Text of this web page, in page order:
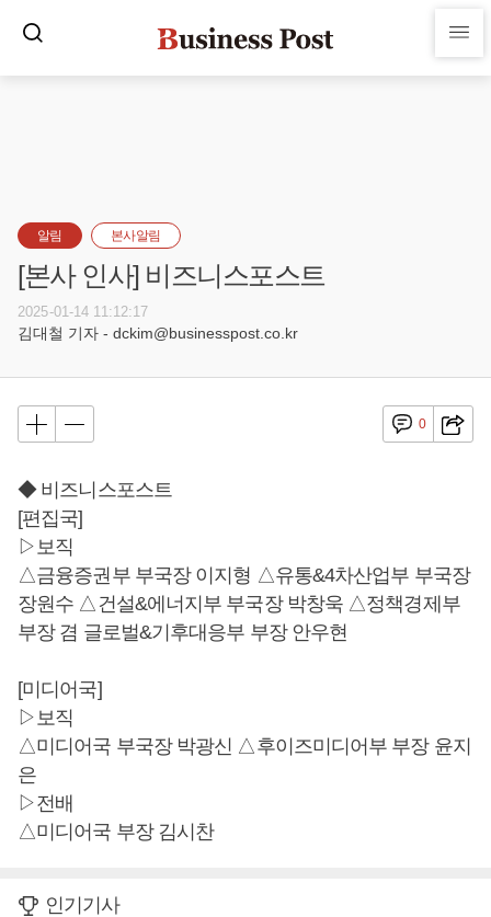
알림 본사알림
[본사 인사] 비즈니스포스트
2025-01-14 11:12:17
김대철 기자 - dckim@businesspost.co.kr
0
◆ 비즈니스포스트
[편집국]
▷보직
△금융증권부 부국장 이지형 △유통&4차산업부 부국장
장원수 △건설&에너지부 부국장 박창욱 △정책경제부
부장 겸 글로벌&기후대응부 부장 안우현
[미디어국]
▷보직
△미디어국 부국장 박광신 △후이즈미디어부 부장 윤지
은
▷전배
△미디어국 부장 김시찬
인기기사